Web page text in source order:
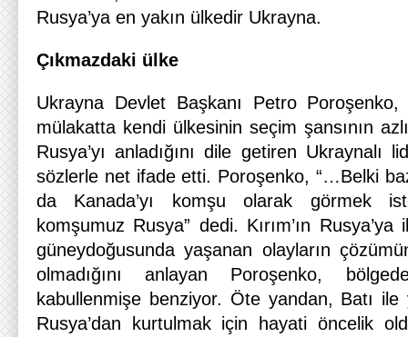
Rusya’ya en yakın ülkedir Ukrayna.
Çıkmazdaki ülke
Ukrayna Devlet Başkanı Petro
mülakatta kendi ülkesinin seçim şansının
Rusya’yı anladığını dile getiren Ukraynalı
sözlerle net ifade etti. Poroşenko, “…Belki
da Kanada’yı komşu olarak görmek
komşumuz Rusya” dedi. Kırım’ın
güneydoğusunda yaşanan olayların
olmadığını anlayan Poroşenko,
kabullenmişe benziyor. Öte yandan, Batı ile
Rusya’dan kurtulmak için hayati öncelik